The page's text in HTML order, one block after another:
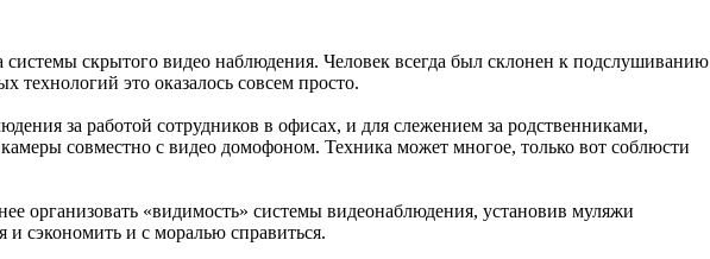
скрытого видео наблюдения. Человек всегда был склонен к подслушиванию
технологий это оказалось совсем просто.
за работой сотрудников в офисах, и для слежением за родственниками,
совместно с видео домофоном. Техника может многое, только вот соблюсти
организовать «видимость» системы видеонаблюдения, установив муляжи
сэкономить и с моралью справиться.